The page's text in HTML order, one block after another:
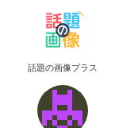
話題の画像プラス